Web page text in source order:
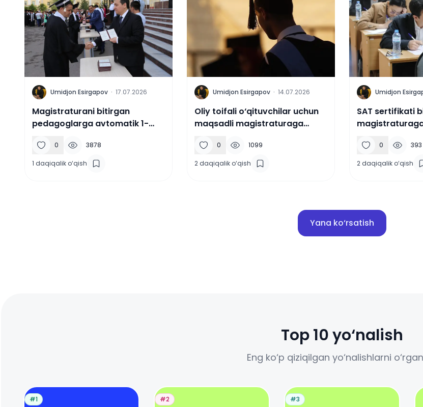
U Umidjon Esirgapov · 17.07.2026
Magistraturani bitirgan
pedagoglarga avtomatik 1-
0 3878
1 daqiqalik o‘qish
U Umidjon Esirgapov · 14.07.2026
Oliy toifali o‘qituvchilar uchun
maqsadli magistraturaga
0 1099
2 daqiqalik o‘qish
U Umidjon
SAT sertifikati
0 393
2 daqiqalik o‘qish
Yana ko‘rsatish
Top 10 yo‘nalish
Eng ko‘p qiziqilgan yo‘nalishlarni
#1 #2 #3